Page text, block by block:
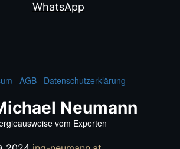
WhatsApp
AGB Datenschutzerklärung
Neumann
vom Experten